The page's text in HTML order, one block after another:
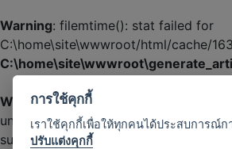
Warning: filemtime(): stat failed for
C:\home\site\wwwroot/html/cache/
Warning:
unlink(C:\home\site\wwwroot/html/
such file or directory in
การใช้คุกกี้
เราใช้คุกกี้เพื่อให้ทุกคนได้ประสบการณ์
ปรับแต่งคุกกี้